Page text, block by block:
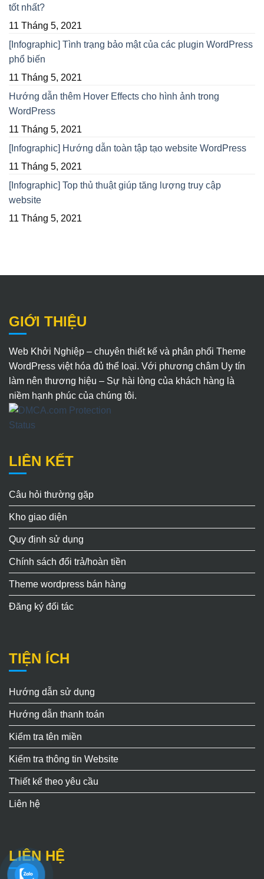
tốt nhất?
11 Tháng 5, 2021
[Infographic] Tình trạng bảo mật của các plugin WordPress
phổ biến
11 Tháng 5, 2021
Hướng dẫn thêm Hover Effects cho hình ảnh trong
WordPress
11 Tháng 5, 2021
[Infographic] Hướng dẫn toàn tập tạo website WordPress
11 Tháng 5, 2021
[Infographic] Top thủ thuật giúp tăng lượng truy cập
website
11 Tháng 5, 2021
GIỚI THIỆU
Web Khởi Nghiệp – chuyên thiết kế và phân phối Theme
WordPress việt hóa đủ thể loại. Với phương châm Uy tín
làm nên thương hiệu – Sự hài lòng của khách hàng là
niềm hạnh phúc của chúng tôi.
LIÊN KẾT
Câu hỏi thường gặp
Kho giao diện
Quy định sử dụng
Chính sách đổi trả/hoàn tiền
Theme wordpress bán hàng
Đăng ký đối tác
TIỆN ÍCH
Hướng dẫn sử dụng
Hướng dẫn thanh toán
Kiểm tra tên miền
Kiểm tra thông tin Website
Thiết kế theo yêu cầu
Liên hệ
LIÊN HỆ